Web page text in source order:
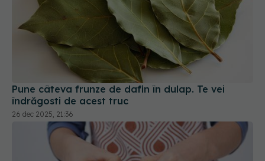
Pune câteva frunze de dafin în dulap. Te vei
îndrăgosti de acest truc
26 dec 2025, 21:36